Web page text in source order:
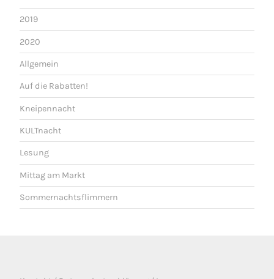
2019
2020
Allgemein
Auf die Rabatten!
Kneipennacht
KULTnacht
Lesung
Mittag am Markt
Sommernachtsflimmern